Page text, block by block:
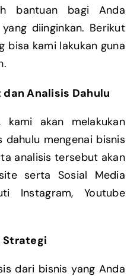
bantuan bagi Anda
diinginkan. Berikut
bisa kami lakukan guna
Analisis Dahulu
kami akan melakukan
dahulu mengenai bisnis
analisis tersebut akan
serta Sosial Media
Instagram, Youtube
Strategi
dari bisnis yang Anda